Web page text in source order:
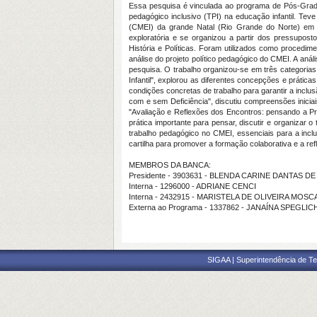
Essa pesquisa é vinculada ao programa de Pós-
pedagógico inclusivo (TPI) na educação infantil.
(CMEI) da grande Natal (Rio Grande do Norte)
exploratória e se organizou a partir dos
História e Políticas. Foram utilizados como
análise do projeto político pedagógico do CMEI. A
pesquisa. O trabalho organizou-se em três
Infantil", explorou as diferentes concepções e
condições concretas de trabalho para garantir a
com e sem Deficiência", discutiu compreensões
"Avaliação e Reflexões dos Encontros: pensando a
prática importante para pensar, discutir e organizar
trabalho pedagógico no CMEI, essenciais para a
cartilha para promover a formação colaborativa e a
MEMBROS DA BANCA:
Presidente - 3903631 - BLENDA CARINE DANTAS
Interna - 1296000 - ADRIANE CENCI
Interna - 2432915 - MARISTELA DE OLIVEIRA
Externa ao Programa - 1337862 - JANAÍNA
SIGAA | Superintendência de